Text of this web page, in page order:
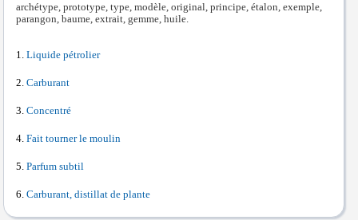
archétype, prototype, type, modèle, original, principe, étalon, exemple,
parangon, baume, extrait, gemme, huile.
Liquide pétrolier
Carburant
Concentré
Fait tourner le moulin
Parfum subtil
Carburant, distillat de plante